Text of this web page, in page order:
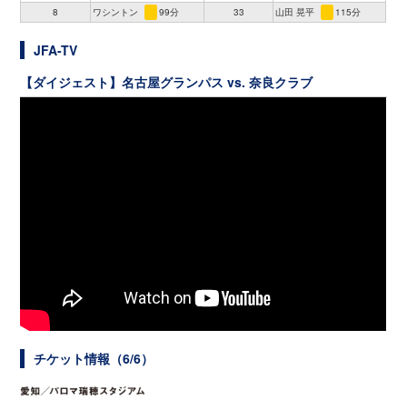
8
ワシントン 99分 33 山田 晃平 115分
JFA-TV
【ダイジェスト】名古屋グランパス vs. 奈良クラブ
チケット情報（6/6）